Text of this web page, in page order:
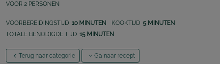
VOOR 2 PERSONEN
VOORBEREIDINGSTIJD 10 MINUTEN KOOKTIJD 5 MINUTEN
TOTALE BENODIGDE TIJD 15 MINUTEN
Terug naar categorie Ga naar recept